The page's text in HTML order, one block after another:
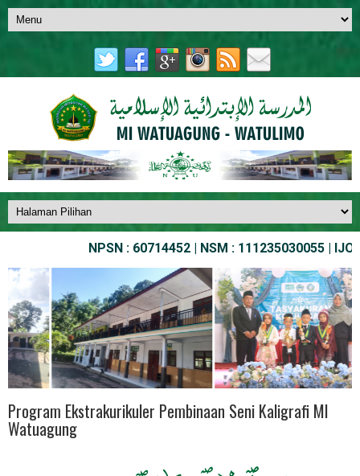
NPSN : 60714452 | NSM : 111235030055 | IJOB
Program Ekstrakurikuler Pembinaan Seni Kaligrafi MI
Watuagung